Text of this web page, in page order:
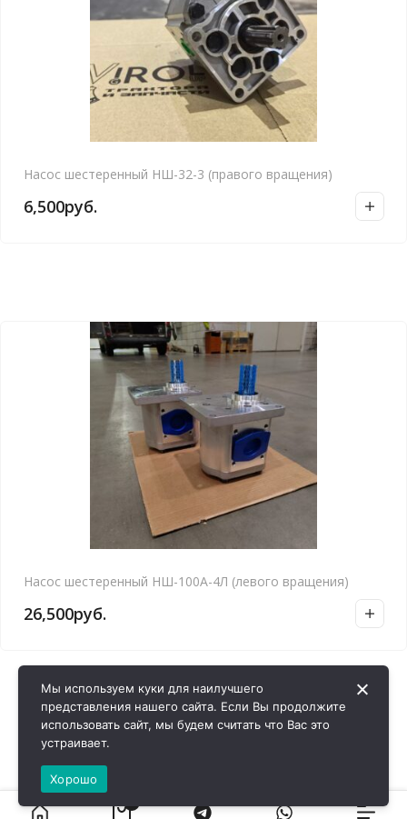
Насос шестеренный НШ-32-3 (правого вращения)
6,500руб.
Насос шестеренный НШ-100А-4Л (левого вращения)
26,500руб.
Мы используем куки для наилучшего
представления нашего сайта. Если Вы продолжите
использовать сайт, мы будем считать что Вас это
устраивает.
Хорошо